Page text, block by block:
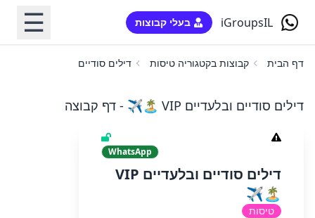
iGroupsIL בעלי קבוצות ☰
דף הבית קבוצות בקטגוריה טיסות דילים סודיים ובלעדיים VIP 🏝️✈️
דילים סודיים ובלעדיים VIP 🏝️✈️ - דף קבוצה
WhatsApp
דילים סודיים ובלעדיים VIP
🏝️✈️
טיסות